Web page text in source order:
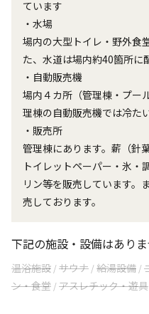
ています
・水場
場内の大型トイレ・野外食
た、水道は場内約40箇所に
・自動販売機
場内４カ所（管理棟・プー
理棟の自動販売機では冷た
・販売所
管理棟にあります。薪（針
トイレットペーパー・氷・
リン等を販売しています。
売しております。
下記の施設・設備はあり
温浴施設 /サウナ /給湯設備 /
ン・食堂 /アスレチック・遊具